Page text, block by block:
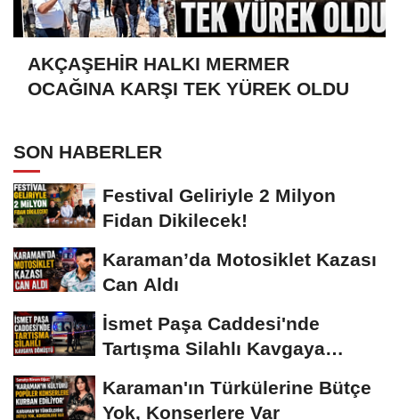
AKÇAŞEHİR HALKI MERMER
OCAĞINA KARŞI TEK YÜREK OLDU
SON HABERLER
Festival Geliriyle 2 Milyon
Fidan Dikilecek!
Karaman’da Motosiklet Kazası
Can Aldı
İsmet Paşa Caddesi'nde
Tartışma Silahlı Kavgaya
Karaman'ın Türkülerine Bütçe
Yok, Konserlere Var